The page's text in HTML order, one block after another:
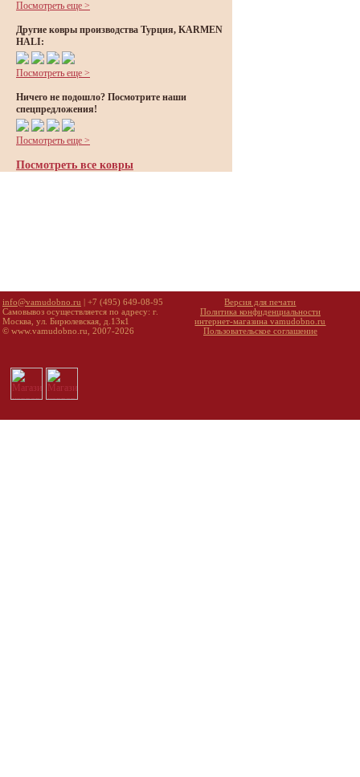
Посмотреть еще >
Другие ковры производства Турция, KARMEN
HALI:
Посмотреть еще >
Ничего не подошло? Посмотрите наши
спецпредложения!
Посмотреть еще >
Посмотреть все ковры
info@vamudobno.ru | +7 (495) 649-08-95
Самовывоз осуществляется по адресу: г.
Москва, ул. Бирюлевская, д.13к1
© www.vamudobno.ru, 2007-2026
Версия для печати
Политика конфиденциальности
интернет-магазина vamudobno.ru
Пользовательское соглашение